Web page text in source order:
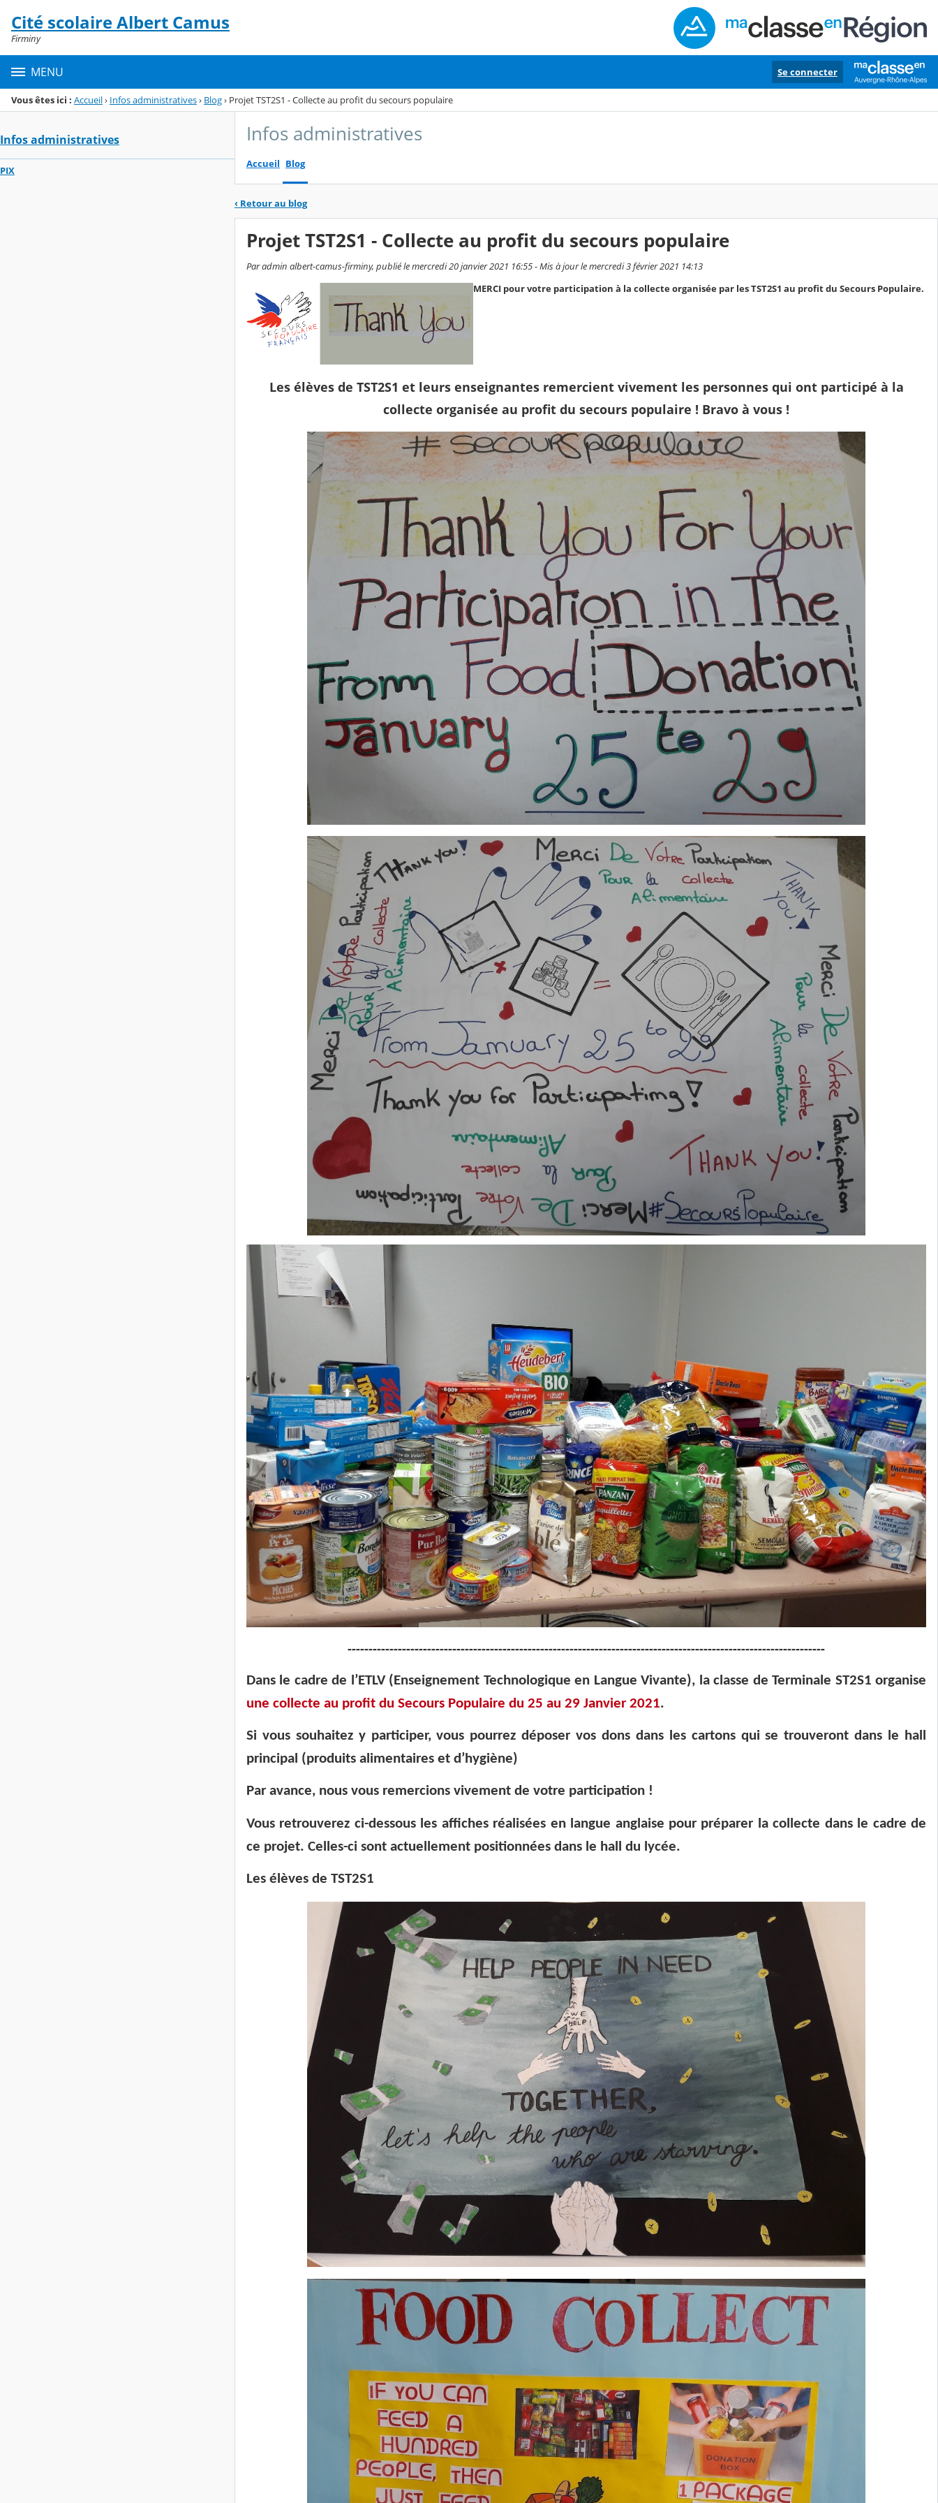
Menu de la rubrique
Contenu
Cité scolaire Albert Camus
Firminy
MENU Se connecter
Vous êtes ici : Accueil› Infos administratives› Blog› Projet TST2S1 - Collecte au profit du secours populaire
Infos administratives
PIX
Infos administratives
Accueil Blog
‹ Retour au blog
Projet TST2S1 - Collecte au profit du secours populaire
Par admin albert-camus-firminy, publié le mercredi 20 janvier 2021 16:55 - Mis à jour le mercredi 3 février 2021 14:13
MERCI pour votre participation à la collecte organisée par les TST2S1 au profit du Secours Populaire.
Les élèves de TST2S1 et leurs enseignantes remercient vivement les personnes qui ont participé à la
collecte organisée au profit du secours populaire ! Bravo à vous !
------------------------------------------------------------------------------------------------------------------
Dans le cadre de l’ETLV (Enseignement Technologique en Langue Vivante), la classe de Terminale ST2S1 organise
une collecte au profit du Secours Populaire du 25 au 29 Janvier 2021.
Si vous souhaitez y participer, vous pourrez déposer vos dons dans les cartons qui se trouveront dans le hall
principal (produits alimentaires et d’hygiène)
Par avance, nous vous remercions vivement de votre participation !
Vous retrouverez ci-dessous les affiches réalisées en langue anglaise pour préparer la collecte dans le cadre de
ce projet. Celles-ci sont actuellement positionnées dans le hall du lycée.
Les élèves de TST2S1